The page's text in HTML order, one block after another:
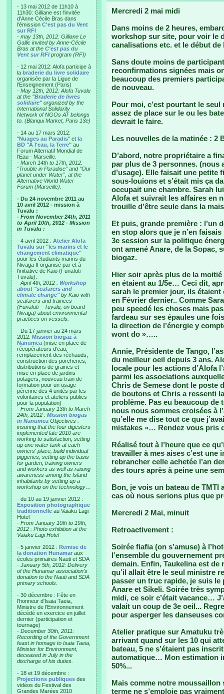
- 13 mai 2012 de 11h10 à
11h30: Gilliane est l'invitée
d'Anne Cécile Bras dans
l'émission C'est pas du Vent
sur RFI
- may 13th, 2012: Gilliane Le
Gallic invited by Anne-Cécile
Bras at the C'est pas du
Vent sur RFI program (RFI)
- 12 mai 2012: Alofa participe à
la braderie du livre solidaire
organisée par la Ligue de
l'Enseignement (Paris)
- May 12th, 2012: Alofa Tuvalu
at the "Braderie de livres
solidaire"organized by the
International Solidarity
Network of NGOs AT belongs
to. (Blanqui Market, Paris 13e)
- 14 au 17 mars 2012:
"Nuages au Paradis" et la
BD "A l'eau, la Terre" au
Forum Alternatif Mondial de
l'Eau - Marseille.
- March 14th to 17th, 2012:
"Trouble in Paradise” and “Our
planet under Water”, at the
Alternative World Water
Forum (Marseille).
- Du 24 novembre 2011 au
10 avril 2012 - mission à
Tuvalu :
- From November 24th, 2011
to April 10th, 2012 - Mission
in Tuvalu :
- 4 avril 2012 : Atelier Alofa
Tuvalu sur "les marins et le
changement climatique"
pour les étudiants marins du
Nivaga II organisé par et à
l'initiative de Kaio (Funafuti -
Tuvalu).
- April 4th, 2012 : Workshop
about "seafarers and
climate change"by Kaio with
seafarers and trainees
(Funafuti – Tuvalu, on board
Nivaga) about environmental
practices on vessels.
- Du 17 janvier au 24 mars
2012: Mission biogaz à
Nanumea (mise en place de
récupérateurs d'eau,
remplacement des réchauds,
construction des porcheries,
distributions de graines et
mise en place de jardins
potagers, nouveau train de
formation pour un usage
pérenne des 4 unités par les
volontaires et ateliers publics
pour la population)
- From January 13th to March
24th, 2012 : Mission biogas
in Nanumea Objectives :
insuring that the four digesters
implemented late 2010 are
working to satisfaction, setting
up one water tank at each
owners' place, build individual
piggeries, setting up the basis
for garden, training owners
and workers as well as raising
awareness among the Island
inhabitants by setting up a
workshop on the technology…
- du 10 au 19 janvier 2012 :
Exposition photographique
traditionnelle au Vaiaku Lagi
Hotel
- From January 10th to 19th,
2012 : Photo exhibition at the
Vaiaku Lagi Hotel
- 5 janvier 2012 : Remise de
la donation Hunamar aux
écoles primaires Nauti et SDA
- January 5th, 2012: Delivery
of the Hunamar association's
donation to the Nauti and SDA
primary schools.
- 30 décembre : Fête en
l'honneur d'Isaia Taeia,
Ministre de l'Environnement
décédé en exercice en juillet
dernier (participation et
tournage)
- December 30th, 2011:
Recording of the Government
feast in homage to Isaia Taeia,
Minister for Environment,
deceased in July in the
discharge of his duties.
- 18 et 19 décembre :
Projections publiques des
vidéos du Festival des
Grandes Marées 2010
Mercredi 2 mai midi
Dans moins de 2 heures,
workshop sur site, pour voir le
canalisations etc. et le début
Sans doute moins de
reconfirmations signées mais
beaucoup des premiers
de nouveau.
Pour moi, c’est pourtant le seul
assez de place sur le ou les
devrait le faire.
Les nouvelles de la matinée : 2
D’abord, notre propriétaire a
par plus de 3 personnes. (nous
d’usage). Elle faisait une petite
sous-louions et s’était mis ça
occupait une chambre. Sarah
Alofa et suivrait les affaires en
trouille d’être seule dans la
Et puis, grande première : l’un
en stop alors que je n’en
3e session sur la politique
ont amené Anare, de la Sopac,
biogaz.
Hier soir après plus de la
en étaient au 1/5e… Ceci dit,
sarah le premier jour, ils
en Février dernier.. Comme
peu speedé les choses mais
fardeau sur ses épaules une
la direction de l’énergie y
wont do »…..
Annie, Présidente de Tango,
du meilleur oeil depuis 3 ans.
locale pour les actions d’Alofa
parmi les associations
Chris de Semese dont le poste
de boutons et Chris a ressenti
problème. Pas eu beaucoup de
nous nous sommes croisées à
qu’elle me dise tout ce que
mistakes »… Rendez vous pris
Réalisé tout à l’heure que ce
travailler à mes aises c’est une
rebrancher celle achetée l’an
des tours après à peine une
Bon, je vois un bateau de TMTI
cas où nous serions plus que
Mercredi 2 Mai, minuit
Retroactivement :
Soirée fiafia (on s’amuse) à
l’ensemble du gouvernement
demain. Enfin, Taukelina est
qu’il allait être le seul ministre
passer un truc rapide, je suis
Anare et Sikeli. Soirée très
midi, ce soir c’était vacance…
valait un coup de 3e oeil...
pour asperger les danseuses
Atelier pratique sur Amatuku
arrivant quand sur les 10 qui
bateau, 5 ne s’étaient pas
automatique… Mon estimation
50%...
Mais comme notre moussaillon
terme ne s’emploie pas